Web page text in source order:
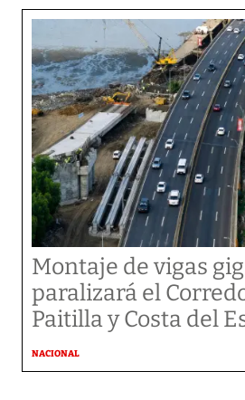
Montaje de vigas
paralizará el
Paitilla y Costa del
NACIONAL